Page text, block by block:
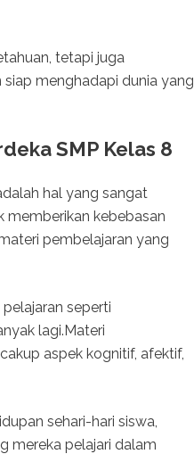
tetapi juga
menghadapi dunia yang
SMP Kelas 8
hal yang sangat
memberikan kebebasan
pembelajaran yang
seperti
lagi.Materi
aspek kognitif, afektif,
sehari-hari siswa,
mereka pelajari dalam